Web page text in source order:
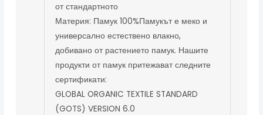
от стандартното
Материя: Памук 100%Памукът е меко и
универсално естествено влакно,
добивано от растението памук. Нашите
продукти от памук притежават следните
сертификати:
GLOBAL ORGANIC TEXTILE STANDARD
(GOTS) VERSION 6.0